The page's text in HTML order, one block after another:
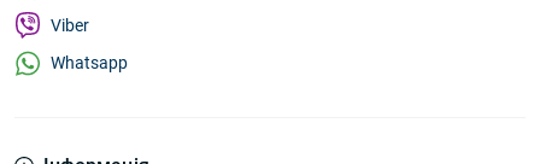
Viber
Whatsapp